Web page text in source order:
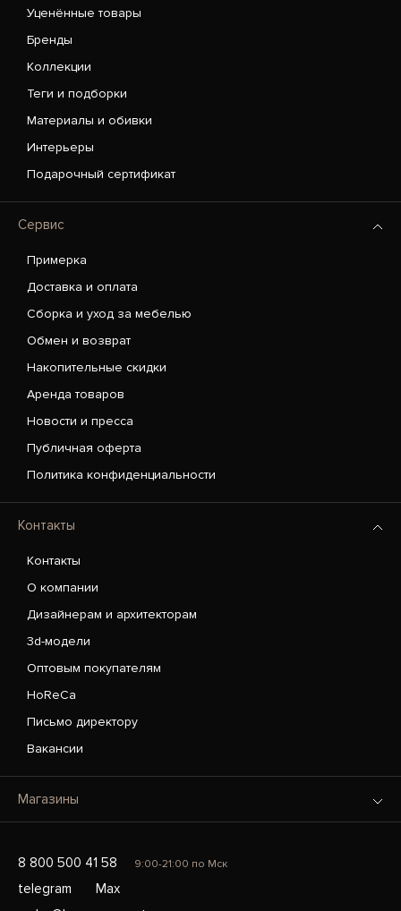
Уценённые товары
Бренды
Коллекции
Теги и подборки
Материалы и обивки
Интерьеры
Подарочный сертификат
Сервис
Примерка
Доставка и оплата
Сборка и уход за мебелью
Обмен и возврат
Накопительные скидки
Аренда товаров
Новости и пресса
Публичная оферта
Политика конфиденциальности
Контакты
Контакты
О компании
Дизайнерам и архитекторам
3d-модели
Оптовым покупателям
HoReCa
Письмо директору
Вакансии
Магазины
8 800 500 41 58 9:00-21:00 по Мск
telegram
Max